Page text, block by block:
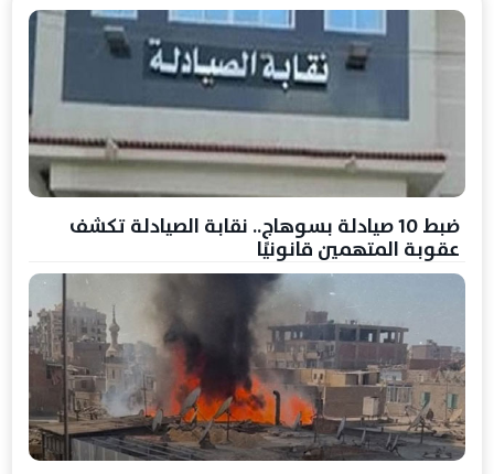
ضبط 10 صيادلة بسوهاج.. نقابة الصيادلة تكشف
عقوبة المتهمين قانونيًا